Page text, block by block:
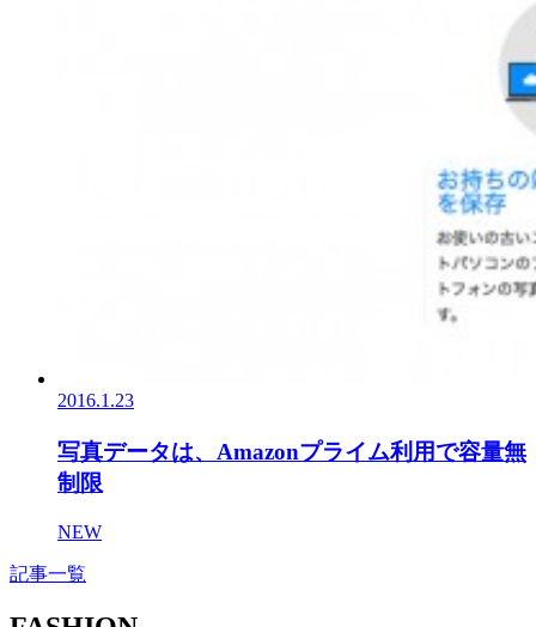
2016.1.23
写真データは、Amazonプライム利用で容量無
制限
NEW
記事一覧